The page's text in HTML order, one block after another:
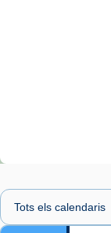
presidit
Santes de
🔗